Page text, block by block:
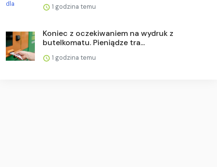
1 godzina temu
Koniec z oczekiwaniem na wydruk z
butelkomatu. Pieniądze tra...
1 godzina temu